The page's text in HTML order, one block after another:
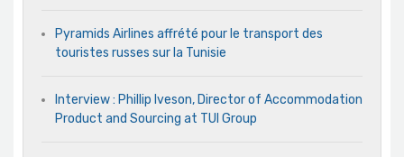
Pyramids Airlines affrété pour le transport des
touristes russes sur la Tunisie
Interview : Phillip Iveson, Director of Accommodation
Product and Sourcing at TUI Group